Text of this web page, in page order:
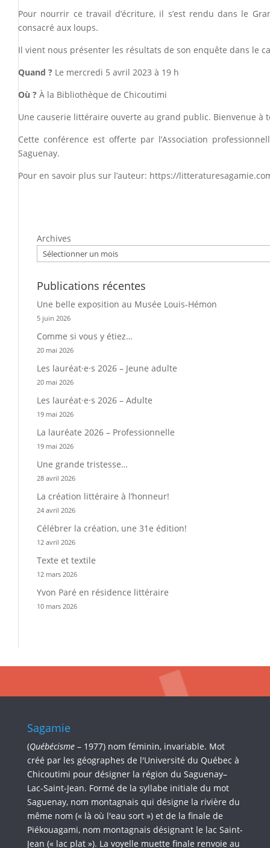
Pour nourrir ce travail d’écriture, il s’est rendu dans le
consacré aux loups.
Il vient nous présenter les résultats de son enquête dans le
Quand ? Le mercredi 5 avril 2023 à 19 h
Où ? À la Bibliothèque de Chicoutimi
Une causerie littéraire ouverte au grand public. Bienvenue à
Cette conférence est offerte par l’Association
Saguenay.
Pour en savoir plus sur l’auteur: https://
Archives
Publications récentes
Une belle exposition au Musée Louis-Hémon
5 juin 2026
Comme si vous y étiez…
20 mai 2026
Les lauréat·e·s 2026 – Jeune adulte
20 mai 2026
Les lauréat·e·s 2026 – Adulte
19 mai 2026
La lauréate 2026 – Professionnelle
19 mai 2026
Une grande tristesse…
28 avril 2026
La création littéraire à l’honneur!
24 avril 2026
Célébrer la création, une 31e édition!
12 avril 2026
Texte et textile
12 mars 2026
Yvon Paré en résidence littéraire
10 mars 2026
Sagamie
(Québécisme – 1977) nom féminin, invariable. Mot
créé par les géographes de l'Université du Québec à
Chicoutimi pour désigner la région du Saguenay–
Lac-Saint-Jean. Formé de la syllabe initiale du mot
Saguenay, nom montagnais qui désigne la rivière du
même nom (« là où l'eau sort ») et de la finale de
Piékouagami, nom montagnais désignant le lac Saint-
Jean (« lac plat »). La voyelle muette finale renvoie au